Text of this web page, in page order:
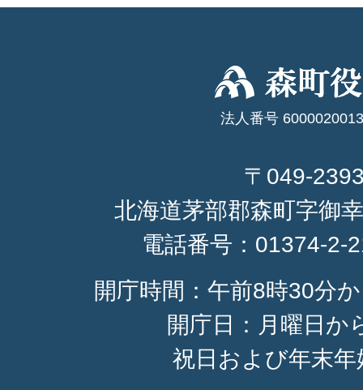
法人番号
〒049-
北海道茅部郡森町字御
電話番号： 01374-2-
開庁時間：午前8時30分
開庁日：月曜日か
祝日および年末